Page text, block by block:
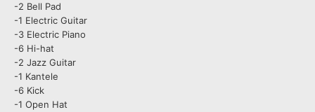
-2 Bell Pad
-1 Electric Guitar
-3 Electric Piano
-6 Hi-hat
-2 Jazz Guitar
-1 Kantele
-6 Kick
-1 Open Hat